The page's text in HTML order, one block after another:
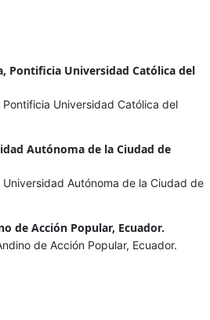
Pontificia Universidad Católica del
Universidad Católica del
Autónoma de la Ciudad de
Autónoma de la Ciudad de
de Acción Popular, Ecuador.
de Acción Popular, Ecuador.